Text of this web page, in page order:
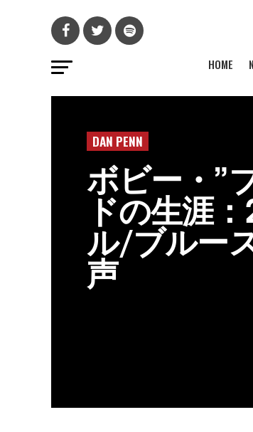
HOME
DAN PENN
ボビー・”
ドの生涯
ル/ブルー
声